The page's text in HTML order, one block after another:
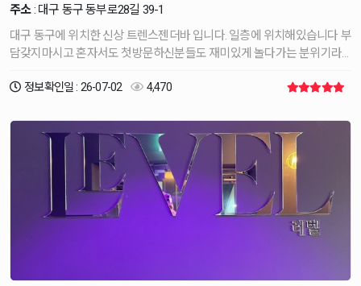
주소: 대구 동구 동부로28길 39-1
대구 동구에 위치한 신상 트렌스젠더바 입니다. 일층에 위치해있습니다 부
담갖지마시고 혼자서도 첫방문하신분들도 재미있게 놀다가는 분위기라
정보확인일 : 26-07-02 4,470